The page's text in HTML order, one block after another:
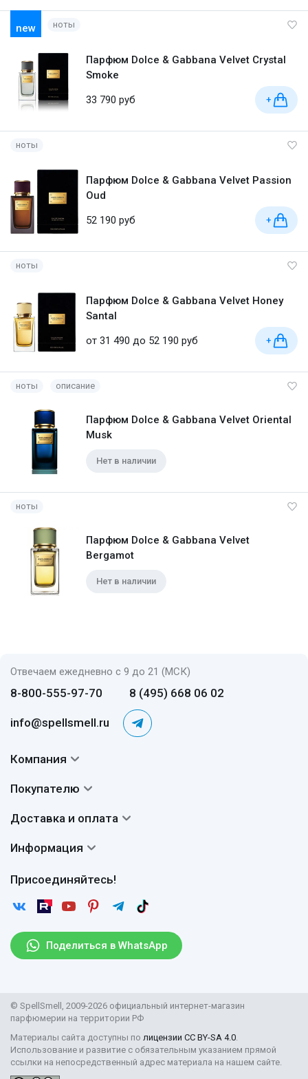
new ноты
Парфюм Dolce & Gabbana Velvet Crystal
Smoke
33 790 руб
+
ноты
Парфюм Dolce & Gabbana Velvet Passion
Oud
52 190 руб
+
ноты
Парфюм Dolce & Gabbana Velvet Honey
Santal
от 31 490 до 52 190 руб
+
ноты описание
Парфюм Dolce & Gabbana Velvet Oriental
Musk
Нет в наличии
ноты
Парфюм Dolce & Gabbana Velvet
Bergamot
Нет в наличии
Отвечаем ежедневно с 9 до 21 (МСК)
8-800-555-97-70 8 (495) 668 06 02
info@spellsmell.ru
Поделиться в WhatsApp
Присоединяйтесь!
Компания
Авторы
Сертификаты
Покупателю
Вопросы и ответы
Отзывы
Статьи
Рассылка
Доставка и оплата
Доставка
Возврат
Информация
Пользовательское соглашение
Защита персональных данных
Правила продажи товаров (Постановление Правительства
Поставщикам
© SpellSmell, 2009-2026 официальный интернет-магазин
парфюмерии на территории РФ
Материалы сайта доступны по лицензии CC BY-SA 4.0.
Использование и развитие с обязательным указанием прямой
ссылки на непосредственный адрес материала на нашем сайте.